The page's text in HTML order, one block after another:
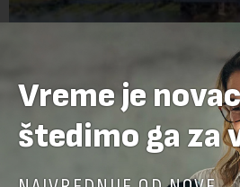
Vreme je
štedimo ga za